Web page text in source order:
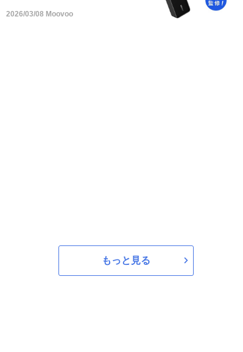
2026/03/08 Moovoo
もっと見る